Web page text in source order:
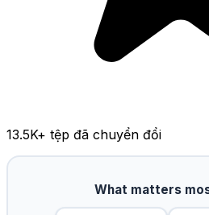
13.5K+ tệp đã chuyển đổi
What matters